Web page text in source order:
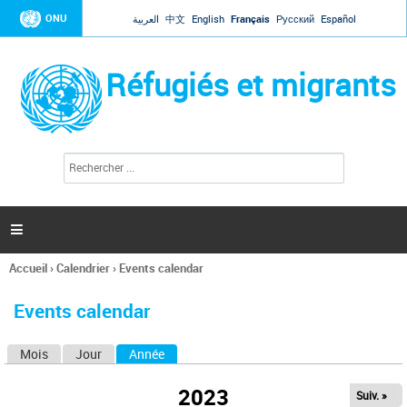
Jump to navigation
ONU العربية 中文 English Français Русский Español
Réfugiés et migrants
l
c
h
e

Vous
ici
Accueil›Calendrier› Events calendar
Events calendar
Mois Jour Année
2023 Suiv. »